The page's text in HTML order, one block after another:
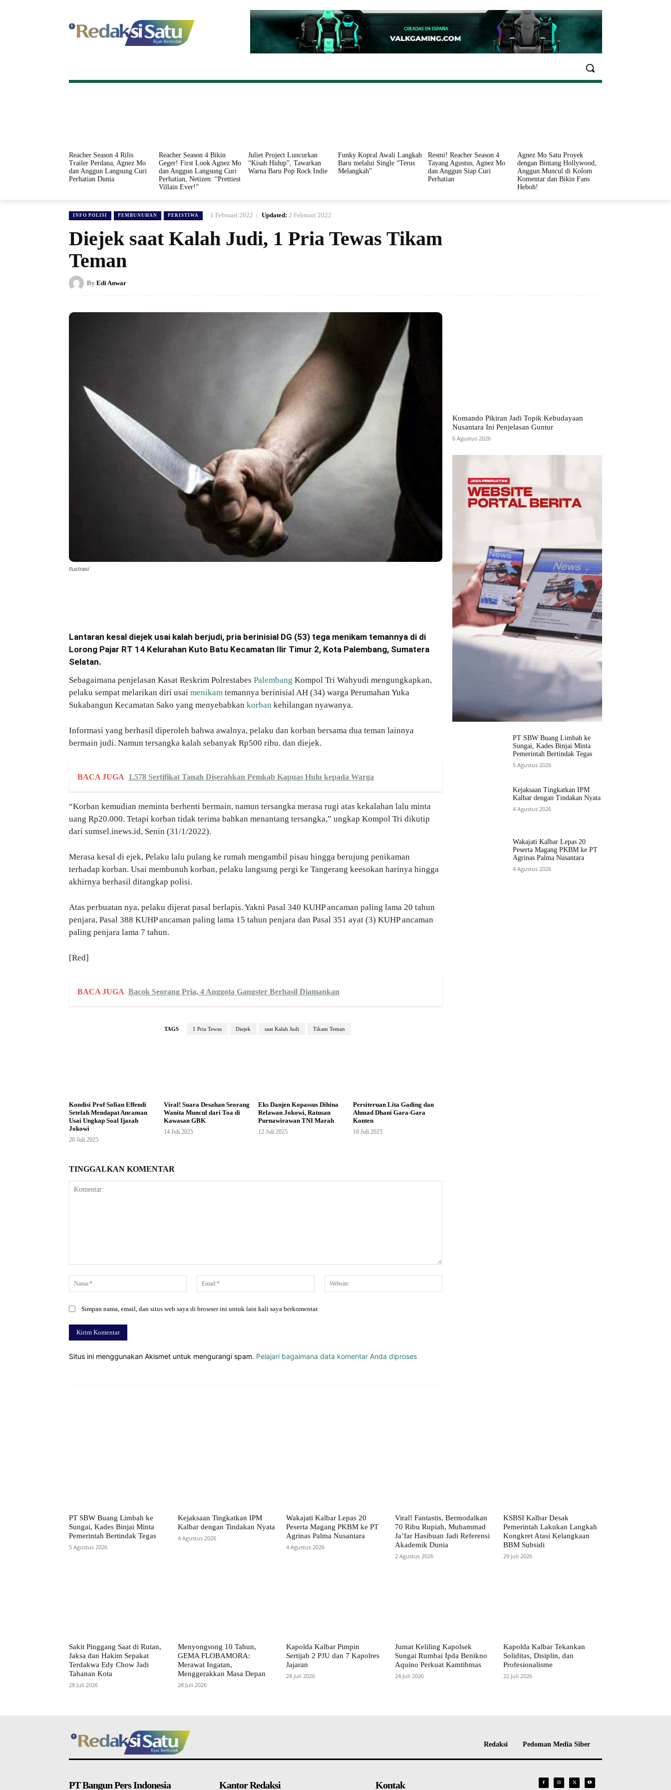
INFO SEHAT
Reacher Season 4 Rilis
Trailer Perdana, Agnez Mo
dan Anggun Langsung Curi
Perhatian Dunia
Reacher Season 4 Bikin
Geger! First Look Agnez Mo
dan Anggun Langsung Curi
Perhatian, Netizen: “Prettiest
Villain Ever!”
Juliet Project Luncurkan
“Kisah Hidup”, Tawarkan
Warna Baru Pop Rock Indie
Funky Kopral Awali Langkah
Baru melalui Single “Terus
Melangkah”
Resmi! Reacher Season 4
Tayang Agustus, Agnez Mo
dan Anggun Siap Curi
Perhatian
Agnez Mo Satu Proyek
dengan Bintang Hollywood,
Anggun Muncul di Kolom
Komentar dan Bikin Fans
Heboh!
INFO POLISI PEMBUNUHAN PERISTIWA 1 Februari 2022 Updated: 2 Februari 2022
Diejek saat Kalah Judi, 1 Pria Tewas Tikam
Teman
By Edi Anwar
Ilustrasi
Lantaran kesal diejek usai kalah berjudi, pria berinisial DG (53) tega menikam temannya di di
Lorong Pajar RT 14 Kelurahan Kuto Batu Kecamatan Ilir Timur 2, Kota Palembang, Sumatera
Selatan.
Sebagaimana penjelasan Kasat Reskrim Polrestabes Palembang Kompol Tri Wahyudi mengungkapkan,
pelaku sempat melarikan diri usai menikam temannya berinisial AH (34) warga Perumahan Yuka
Sukabangun Kecamatan Sako yang menyebabkan korban kehilangan nyawanya.
Informasi yang berhasil diperoleh bahwa awalnya, pelaku dan korban bersama dua teman lainnya
bermain judi. Namun tersangka kalah sebanyak Rp500 ribu. dan diejek.
BACA JUGA 1.578 Sertifikat Tanah Diserahkan Pemkab Kapuas Hulu kepada Warga
“Korban kemudian meminta berhenti bermain, namun tersangka merasa rugi atas kekalahan lalu minta
uang Rp20.000. Tetapi korban tidak terima bahkan menantang tersangka,” ungkap Kompol Tri dikutip
dari sumsel.inews.id, Senin (31/1/2022).
Merasa kesal di ejek, Pelaku lalu pulang ke rumah mengambil pisau hingga berujung penikaman
terhadap korban. Usai membunuh korban, pelaku langsung pergi ke Tangerang keesokan harinya hingga
akhirnya berhasil ditangkap polisi.
Atas perbuatan nya, pelaku dijerat pasal berlapis. Yakni Pasal 340 KUHP ancaman paling lama 20 tahun
penjara, Pasal 388 KUHP ancaman paling lama 15 tahun penjara dan Pasal 351 ayat (3) KUHP ancaman
paling penjara lama 7 tahun.
[Red]
BACA JUGA Bacok Seorang Pria, 4 Anggota Gangster Berhasil Diamankan
TAGS 1 Pria Tewas Diejek saat Kalah Judi Tikam Teman
Kondisi Prof Sofian Effendi
Setelah Mendapat Ancaman
Usai Ungkap Soal Ijazah
Jokowi
20 Juli 2025
Viral! Suara Desahan Seorang
Wanita Muncul dari Toa di
Kawasan GBK
14 Juli 2025
Eks Danjen Kopassus Dihina
Relawan Jokowi, Ratusan
Purnawirawan TNI Marah
12 Juli 2025
Persiteruan Lita Gading dan
Ahmad Dhani Gara-Gara
Konten
10 Juli 2025
TINGGALKAN KOMENTAR
Nama:*
Email:*
Simpan nama, email, dan situs web saya di browser ini untuk lain kali saya berkomentar.
Situs ini menggunakan Akismet untuk mengurangi spam. Pelajari bagaimana data komentar Anda diproses
Komando Pikiran Jadi Topik Kebudayaan
Nusantara Ini Penjelasan Guntur
6 Agustus 2026
PT SBW Buang Limbah ke
Sungai, Kades Binjai Minta
Pemerintah Bertindak Tegas
5 Agustus 2026
Kejaksaan Tingkatkan IPM
Kalbar dengan Tindakan Nyata
4 Agustus 2026
Wakajati Kalbar Lepas 20
Peserta Magang PKBM ke PT
Agrinas Palma Nusantara
4 Agustus 2026
PT SBW Buang Limbah ke
Sungai, Kades Binjai Minta
Pemerintah Bertindak Tegas
5 Agustus 2026
Kejaksaan Tingkatkan IPM
Kalbar dengan Tindakan Nyata
4 Agustus 2026
Wakajati Kalbar Lepas 20
Peserta Magang PKBM ke PT
Agrinas Palma Nusantara
4 Agustus 2026
Viral! Fantastis, Bermodalkan
70 Ribu Rupiah, Muhammad
Ja’far Hasibuan Jadi Referensi
Akademik Dunia
2 Agustus 2026
KSBSI Kalbar Desak
Pemerintah Lakukan Langkah
Kongkret Atasi Kelangkaan
BBM Subsidi
29 Juli 2026
Sakit Pinggang Saat di Rutan,
Jaksa dan Hakim Sepakat
Terdakwa Edy Chow Jadi
Tahanan Kota
28 Juli 2026
Menyongsong 10 Tahun,
GEMA FLOBAMORA:
Merawat Ingatan,
Menggerakkan Masa Depan
28 Juli 2026
Kapolda Kalbar Pimpin
Sertijab 2 PJU dan 7 Kapolres
Jajaran
28 Juli 2026
Jumat Keliling Kapolsek
Sungai Rumbai Ipda Benikno
Aquino Perkuat Kamtibmas
24 Juli 2026
Kapolda Kalbar Tekankan
Soliditas, Disiplin, dan
Profesionalisme
22 Juli 2026
Redaksi Pedoman Media Siber
PT Bangun Pers Indonesia Kantor Redaksi Kontak